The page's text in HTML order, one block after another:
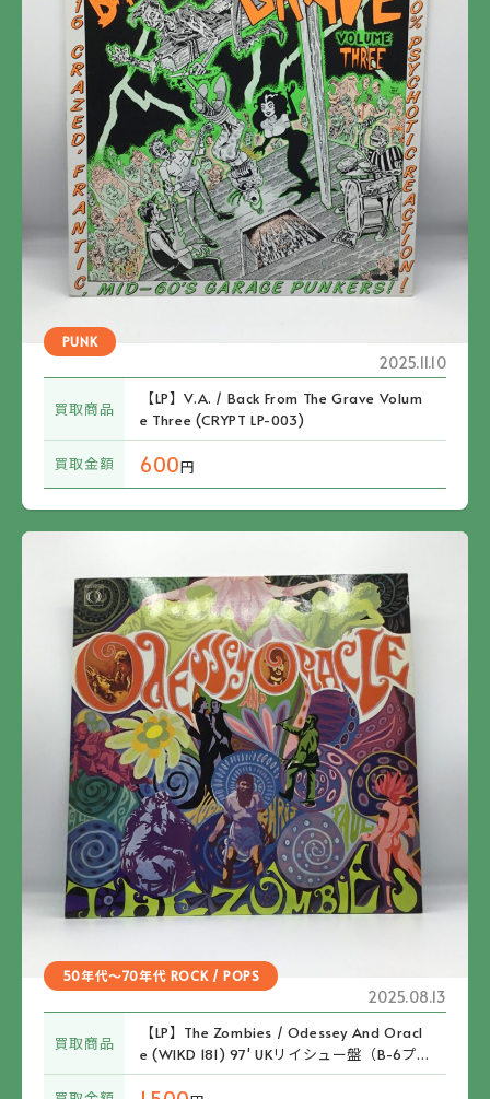
PUNK
2025.11.10
買取商品
【LP】V.A. / Back From The Grave Volum
e Three (CRYPT LP-003)
買取金額 600円
50年代～70年代 ROCK / POPS
2025.08.13
買取商品
【LP】The Zombies / Odessey And Oracl
e (WIKD 181) 97' UKリイシュー盤（B-6プ
レスミス）